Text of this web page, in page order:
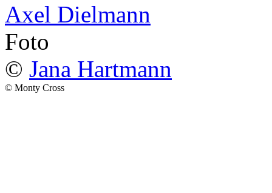
Axel Dielmann
Foto
© Jana Hartmann
© Monty Cross